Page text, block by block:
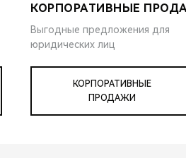
КОРПОРАТИВНЫЕ
Выгодные предложения для
юридических лиц
КОРПОРАТИВНЫЕ
ПРОДАЖИ